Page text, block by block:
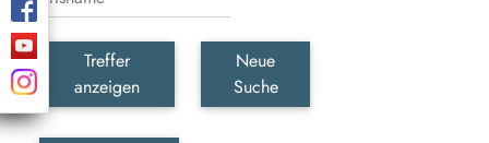
Treffer
anzeigen
Neue
Suche